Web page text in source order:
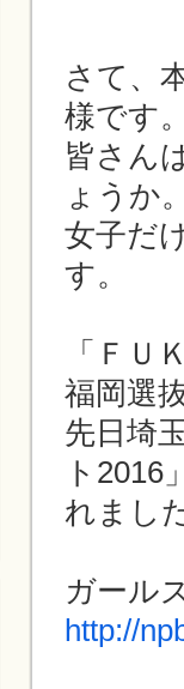
さて、
様です
皆さん
ょうか
女子だ
す。
「ＦＵ
福岡選
先日埼
ト
れまし
ガール
http://